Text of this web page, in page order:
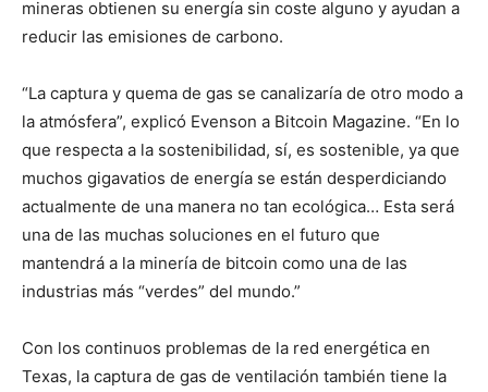
mineras obtienen su energía sin coste alguno y ayudan a
reducir las emisiones de carbono.
“La captura y quema de gas se canalizaría de otro modo a
la atmósfera”, explicó Evenson a Bitcoin Magazine. “En lo
que respecta a la sostenibilidad, sí, es sostenible, ya que
muchos gigavatios de energía se están desperdiciando
actualmente de una manera no tan ecológica… Esta será
una de las muchas soluciones en el futuro que
mantendrá a la minería de bitcoin como una de las
industrias más “verdes” del mundo.”
Con los continuos problemas de la red energética en
Texas, la captura de gas de ventilación también tiene la